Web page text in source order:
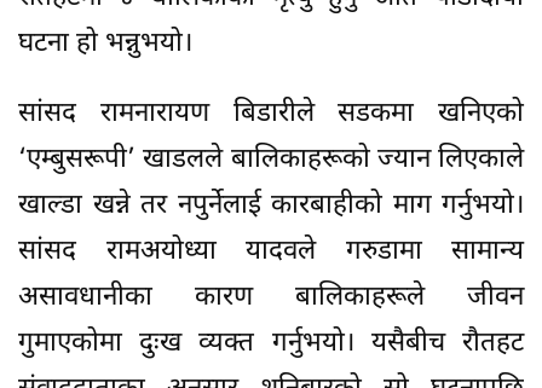
घटना हो भन्नुभयो।
सांसद रामनारायण बिडारीले सडकमा खनिएको
‘एम्बुसरूपी’ खाडलले बालिकाहरूको ज्यान लिएकाले
खाल्डा खन्ने तर नपुर्नेलाई कारबाहीको माग गर्नुभयो।
सांसद रामअयोध्या यादवले गरुडामा सामान्य
असावधानीका कारण बालिकाहरूले जीवन
गुमाएकोमा दुःख व्यक्त गर्नुभयो। यसैबीच रौतहट